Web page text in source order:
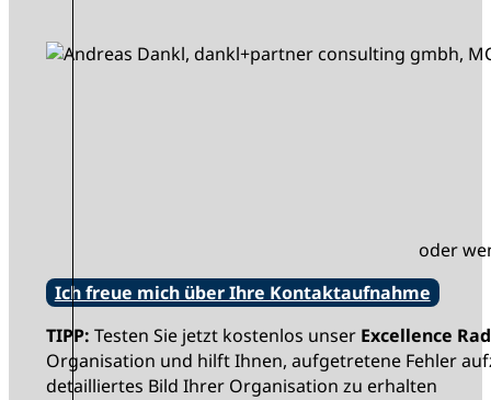
oder
Ich freue mich über Ihre Kontaktaufnahme
TIPP: Testen Sie jetzt kostenlos unser Excellence
Organisation und hilft Ihnen, aufgetretene Fehler
detailliertes Bild Ihrer Organisation zu erhalten